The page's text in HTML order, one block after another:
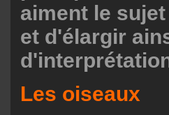
aiment le
et d'élargir
Les oiseaux